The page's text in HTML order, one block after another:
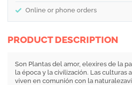
Online or phone orders
PRODUCT DESCRIPTION
Son Plantas del amor, elexires de la
la época y la civilización. Las culturas
viven en comunión con la